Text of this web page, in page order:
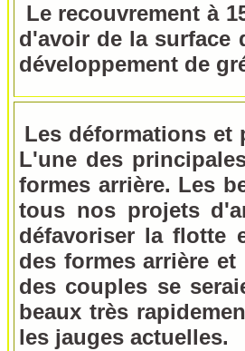
Le recouvrement à
d'avoir de la surface
développement de
Les déformations et
L'une des
formes arrière. Les
tous nos projets
défavoriser la flotte
des formes arrière
des couples se
beaux très
les jauges actuelles.